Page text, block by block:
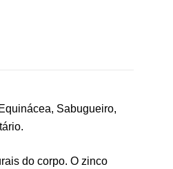
Sabugueiro,
do corpo. O zinco